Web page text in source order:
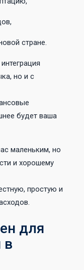
стране.
но и с
будет ваша
маленьким, но
и хорошему
простую и
для
в